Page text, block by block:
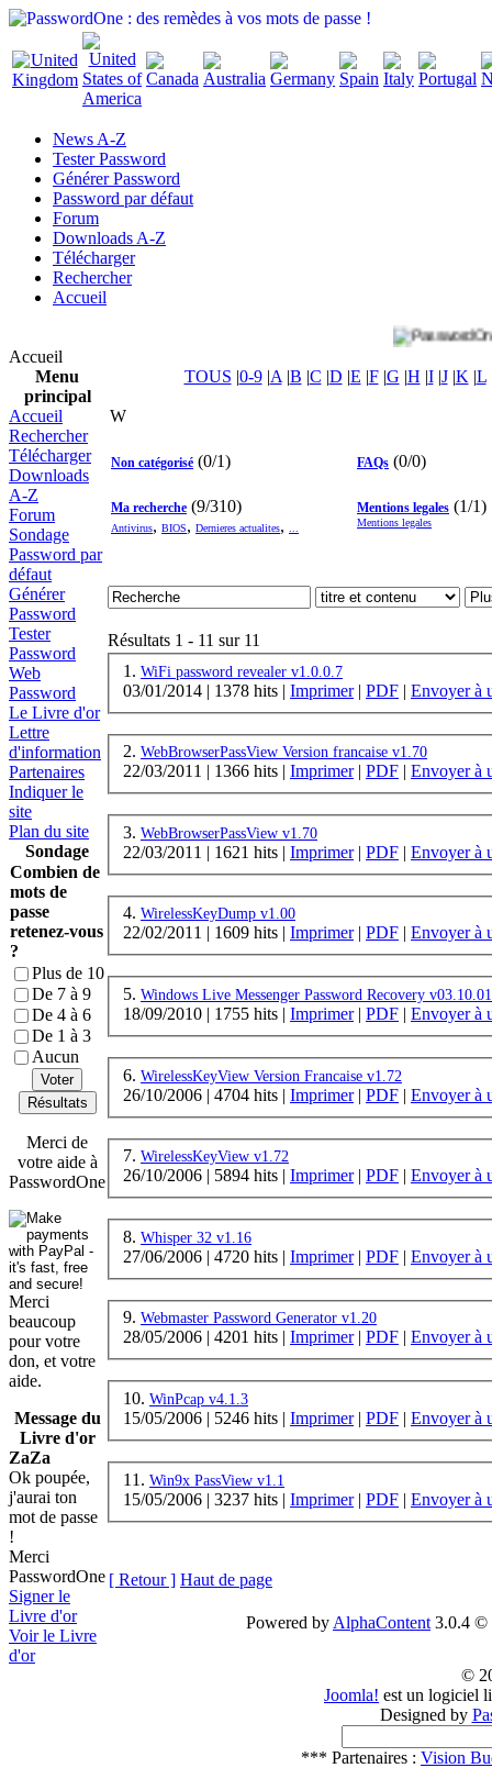
News A-Z
Tester Password
Générer Password
Password par défaut
Forum
Downloads A-Z
Télécharger
Rechercher
Accueil
Accueil
Menu
principal
Accueil
Rechercher
Télécharger
Downloads
A-Z
Forum
Sondage
Password par
défaut
Générer
Password
Tester
Password
Web
Password
Le Livre d'or
Lettre
d'information
Partenaires
Indiquer le
site
Plan du site
Sondage
Combien de
mots de
passe
retenez-vous
?
Plus de 10
De 7 à 9
De 4 à 6
De 1 à 3
Aucun
Voter
Résultats
Merci de
votre aide à
PasswordOne
Merci
beaucoup
pour votre
don, et votre
aide.
Message du
Livre d'or
ZaZa
Ok poupée,
j'aurai ton
mot de passe
!
Merci
PasswordOne
Signer le
Livre d'or
Voir le Livre
d'or
TOUS |0-9|A |B |C |D |E |F|G |H |I|J|K |L
W
Non catégorisé (0/1) FAQs (0/0)
Ma recherche (9/310)
Antivirus, BIOS, Dernieres actualites,
Mentions legales (1/1)
Mentions legales
Résultats 1 - 11 sur 11
1. WiFi password revealer v1.0.0.7
03/01/2014 | 1378 hits | Imprimer| PDF | Envoyer à
2. WebBrowserPassView Version francaise v1.70
22/03/2011 | 1366 hits | Imprimer| PDF | Envoyer à
3. WebBrowserPassView v1.70
22/03/2011 | 1621 hits | Imprimer| PDF | Envoyer à
4. WirelessKeyDump v1.00
22/02/2011 | 1609 hits | Imprimer| PDF | Envoyer à
5. Windows Live Messenger Password Recovery v03.10.01
18/09/2010 | 1755 hits | Imprimer| PDF | Envoyer à
6. WirelessKeyView Version Francaise v1.72
26/10/2006 | 4704 hits | Imprimer| PDF | Envoyer à
7. WirelessKeyView v1.72
26/10/2006 | 5894 hits | Imprimer| PDF | Envoyer à
8. Whisper 32 v1.16
27/06/2006 | 4720 hits | Imprimer| PDF | Envoyer à
9. Webmaster Password Generator v1.20
28/05/2006 | 4201 hits | Imprimer| PDF | Envoyer à
10. WinPcap v4.1.3
15/05/2006 | 5246 hits | Imprimer| PDF | Envoyer à
11. Win9x PassView v1.1
15/05/2006 | 3237 hits | Imprimer| PDF | Envoyer à
[ Retour ] Haut de page
Powered by AlphaContent 3.0.4 ©
©
Joomla! est un logiciel
Designed by
*** Partenaires : Vision